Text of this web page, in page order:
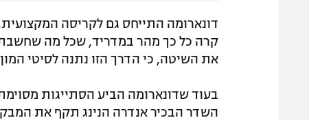
קרה כל כך מהר במדריד, שכל מה שחשבתי
את השיטה, כי הדרך הזו נתנה לסיטי
בעוד שדונארומה הביע הסתייגות מסוימת
השדר הבכיר אנדרה הנינג תקף את